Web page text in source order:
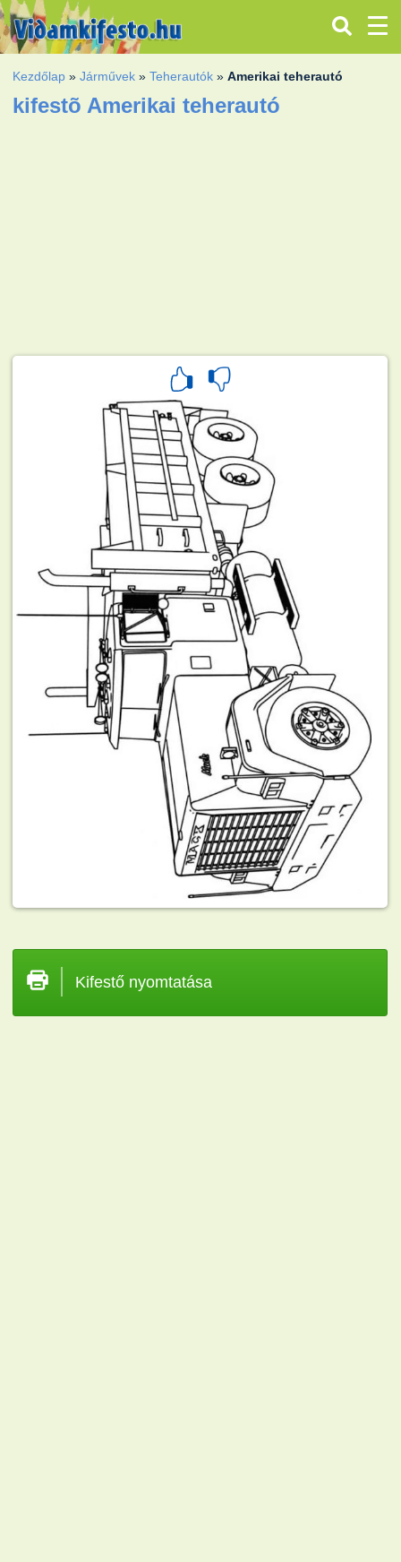
Kezdőlap »Járművek »Teherautók »Amerikai teherautó
kifestõ Amerikai teherautó
Kifestő nyomtatása